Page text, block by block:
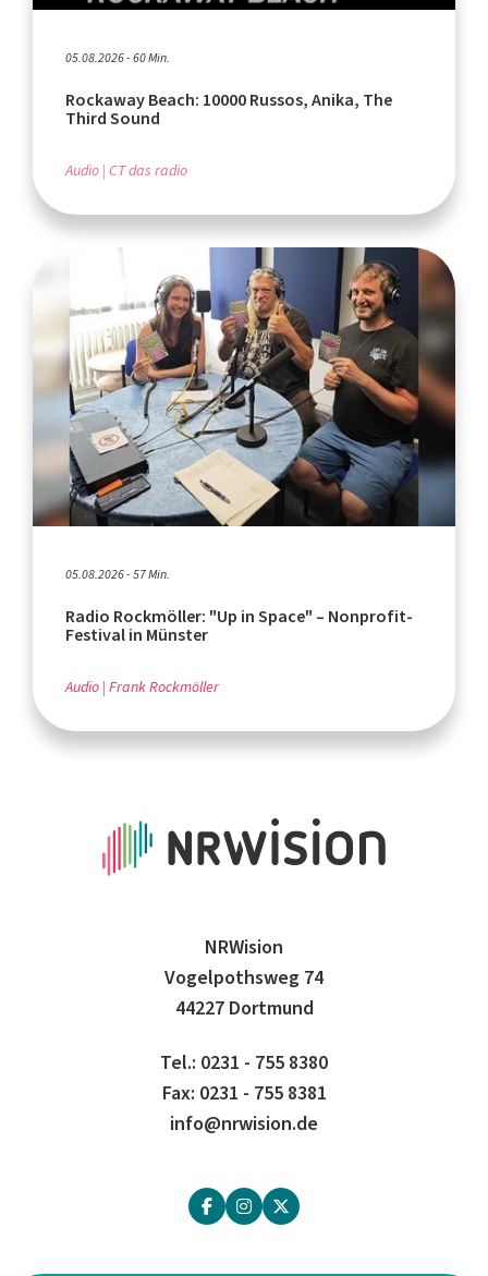
05.08.2026 - 60 Min.
Rockaway Beach: 10000 Russos, Anika, The
Third Sound
Audio CT das radio
05.08.2026 - 57 Min.
Radio Rockmöller: "Up in Space" – Nonprofit-
Festival in Münster
Audio Frank Rockmöller
NRWision
Vogelpothsweg 74
44227 Dortmund
Tel.: 0231 - 755 8380
Fax: 0231 - 755 8381
info@nrwision.de